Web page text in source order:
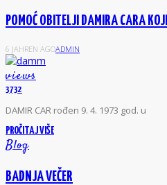
POMOĆ OBITELJI DAMIRA CARA
6 JAHREN AGOADMIN
views
3732
DAMIR CAR rođen 9. 4. 1973 god. u
PROČITAJ VIŠE
Blog
BADNJA VEČER